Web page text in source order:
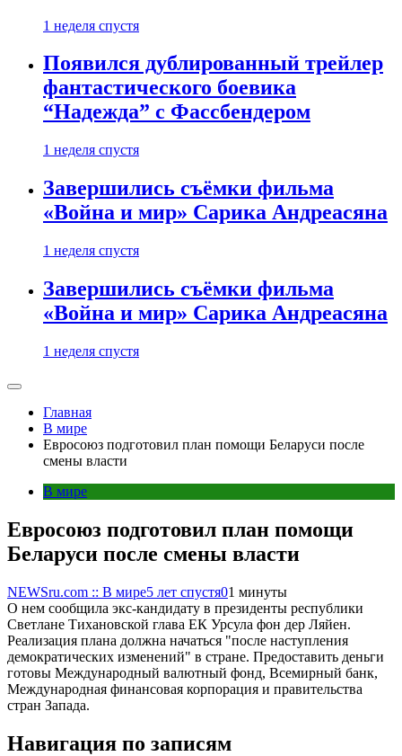
1 неделя спустя
Появился дублированный трейлер
фантастического боевика
“Надежда” с Фассбендером
1 неделя спустя
Завершились съёмки фильма
«Война и мир» Сарика Андреасяна
1 неделя спустя
Завершились съёмки фильма
«Война и мир» Сарика Андреасяна
1 неделя спустя
Главная
В мире
Евросоюз подготовил план помощи Беларуси после
смены власти
В мире
Евросоюз подготовил план помощи
Беларуси после смены власти
NEWSru.com :: В мире5 лет спустя01 минуты
О нем сообщила экс-кандидату в президенты республики
Светлане Тихановской глава ЕК Урсула фон дер Ляйен.
Реализация плана должна начаться "после наступления
демократических изменений" в стране. Предоставить деньги
готовы Международный валютный фонд, Всемирный банк,
Международная финансовая корпорация и правительства
стран Запада.
Навигация по записям